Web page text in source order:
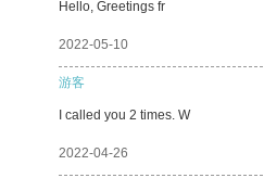
Hello, Greetings fr
2022-05-10
游客
I called you 2 times. W
2022-04-26